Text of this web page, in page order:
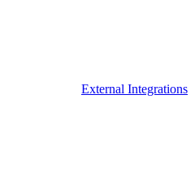
External Integrations